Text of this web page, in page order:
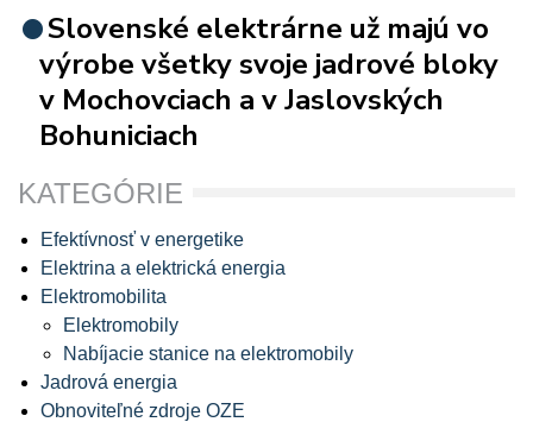
Slovenské elektrárne už majú vo
výrobe všetky svoje jadrové bloky
v Mochovciach a v Jaslovských
Bohuniciach
KATEGÓRIE
Efektívnosť v energetike
Elektrina a elektrická energia
Elektromobilita
Elektromobily
Nabíjacie stanice na elektromobily
Jadrová energia
Obnoviteľné zdroje OZE